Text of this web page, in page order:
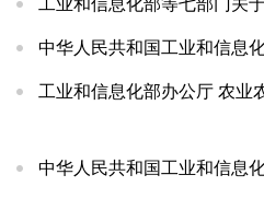
中华人民共和国工业和信息